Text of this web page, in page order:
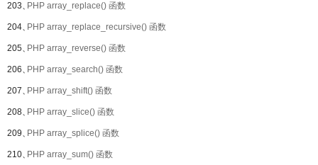
203、PHP array_replace() 函数
204、PHP array_replace_recursive() 函数
205、PHP array_reverse() 函数
206、PHP array_search() 函数
207、PHP array_shift() 函数
208、PHP array_slice() 函数
209、PHP array_splice() 函数
210、PHP array_sum() 函数